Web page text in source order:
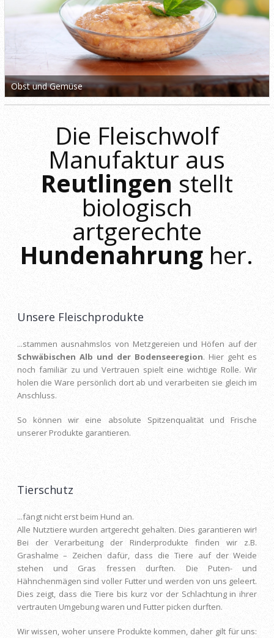
Obst und Gemüse
Die Fleischwolf
Manufaktur aus
Reutlingen stellt
biologisch
artgerechte
Hundenahrung her.
Unsere Fleischprodukte
...stammen ausnahmslos von Metzgereien und Höfen auf der
Schwäbischen Alb und der Bodenseeregion. Hier geht es
noch familiär zu und Vertrauen spielt eine wichtige Rolle. Wir
holen die Ware persönlich dort ab und verarbeiten sie gleich im
Anschluss.
So können wir eine absolute Spitzenqualität und Frische
unserer Produkte garantieren.
Tierschutz
...fängt nicht erst beim Hund an.
Alle Nutztiere wurden artgerecht gehalten. Dies garantieren wir!
Bei der Verarbeitung der Rinderprodukte finden wir z.B.
Grashalme – Zeichen dafür, dass die Tiere auf der Weide
stehen und Gras fressen durften. Die Puten- und
Hähnchenmägen sind voller Futter und werden von uns geleert.
Dies zeigt, dass die Tiere bis kurz vor der Schlachtung in ihrer
vertrauten Umgebung waren und Futter picken durften.
Wir wissen, woher unsere Produkte kommen, daher gilt für uns: